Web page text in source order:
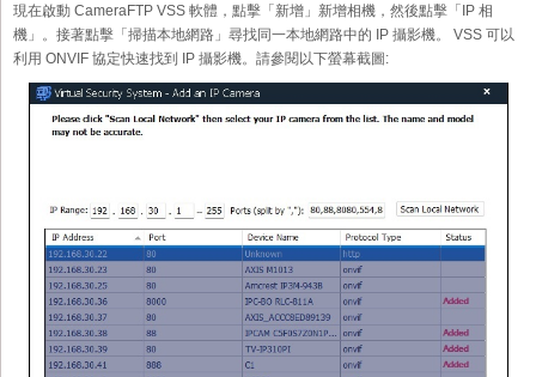
現在啟動 CameraFTP VSS 軟體，點擊「新增」新增相機，然後點擊「IP 相
機」。接著點擊「掃描本地網路」尋找同一本地網路中的 IP 攝影機。 VSS 可以
利用 ONVIF 協定快速找到 IP 攝影機。請參閱以下螢幕截圖: